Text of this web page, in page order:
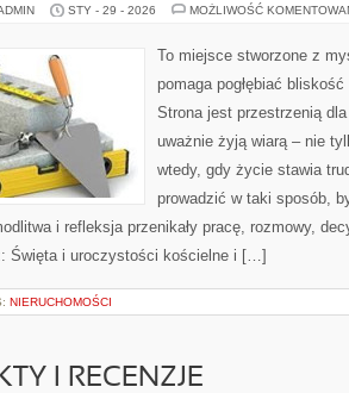
STY - 29 - 2026 MOŻLIWOŚĆ
To miejsce stworzone z
pomaga pogłębiać
Strona jest przestrzenią
uważnie żyją wiarą – nie
wtedy, gdy życie stawia
prowadzić w taki sposób,
i refleksja przenikały pracę, rozmowy,
Święta i uroczystości kościelne i […]
NIERUCHOMOŚCI
I RECENZJE